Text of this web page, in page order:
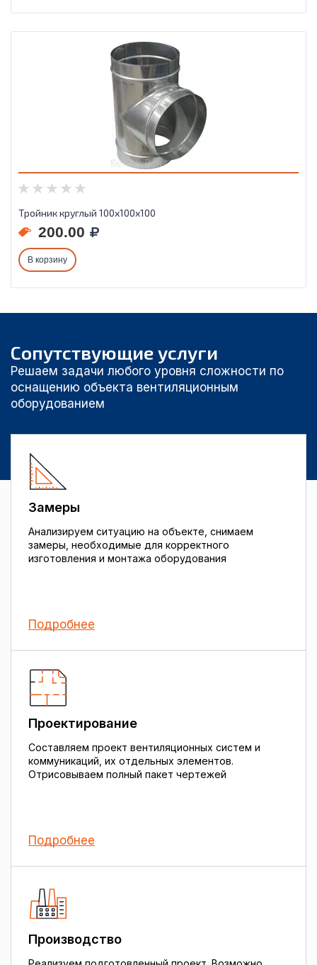
Тройник круглый 100х100х100
200.00
В корзину
Сопутствующие услуги
Решаем задачи любого уровня сложности по
оснащению объекта вентиляционным
оборудованием
Замеры
Анализируем ситуацию на объекте, снимаем
замеры, необходимые для корректного
изготовления и монтажа оборудования
Подробнее
Проектирование
Составляем проект вентиляционных систем и
коммуникаций, их отдельных элементов.
Отрисовываем полный пакет чертежей
Подробнее
Производство